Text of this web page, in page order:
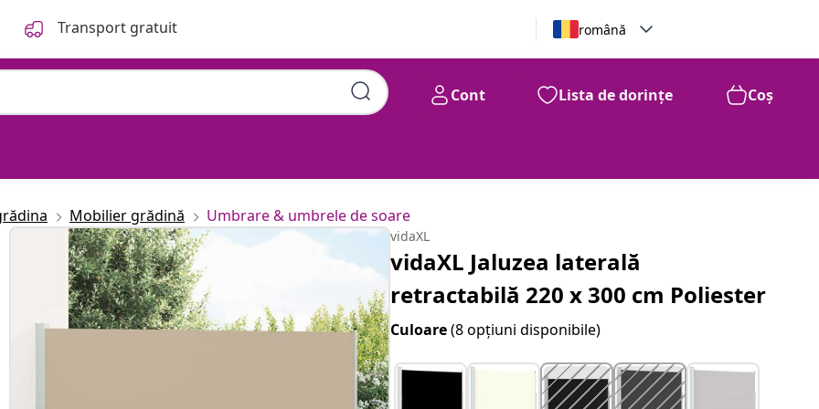
Transport gratuit română
Cont Lista de dorințe Coș
554 Lei
Mobilier grădină Umbrare & umbrele de soare
vidaXL
vidaXL Jaluzea laterală
retractabilă 220 x 300 cm Poliester
Culoare(8 opțiuni disponibile)